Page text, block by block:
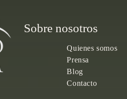
Sobre nosotros
Quienes somos
Prensa
Blog
Contacto